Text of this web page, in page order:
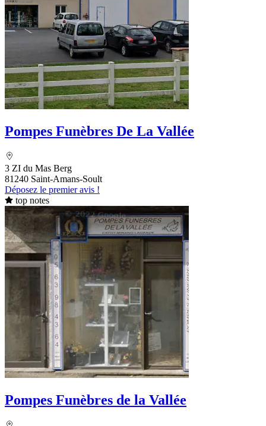
Pompes Funèbres De La Vallée
3 ZI du Mas Berg
81240 Saint-Amans-Soult
Déposez le premier avis !
top notes
Pompes Funèbres de la Vallée